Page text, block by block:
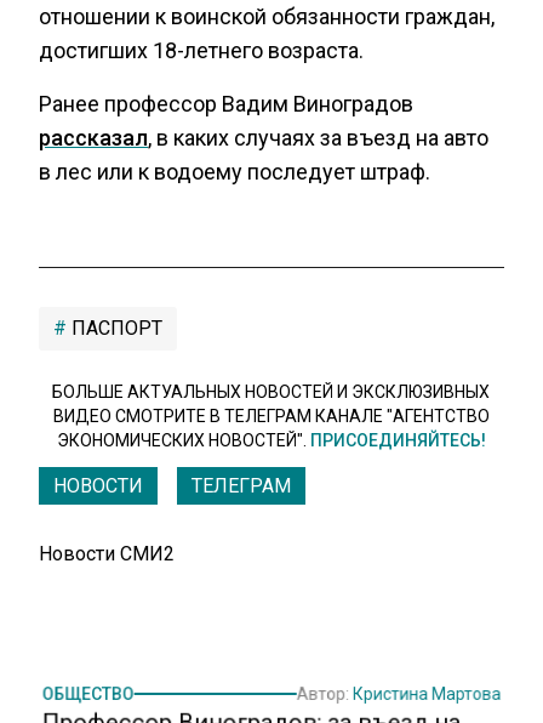
отношении к воинской обязанности граждан,
достигших 18-летнего возраста.
Ранее профессор Вадим Виноградов
рассказал, в каких случаях за въезд на авто
в лес или к водоему последует штраф.
ПАСПОРТ
БОЛЬШЕ АКТУАЛЬНЫХ НОВОСТЕЙ И ЭКСКЛЮЗИВНЫХ
ВИДЕО СМОТРИТЕ В ТЕЛЕГРАМ КАНАЛЕ "АГЕНТСТВО
ЭКОНОМИЧЕСКИХ НОВОСТЕЙ". ПРИСОЕДИНЯЙТЕСЬ!
НОВОСТИ ТЕЛЕГРАМ
Новости СМИ2
Профессор Виноградов: за въезд на